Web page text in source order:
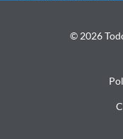
© 2026